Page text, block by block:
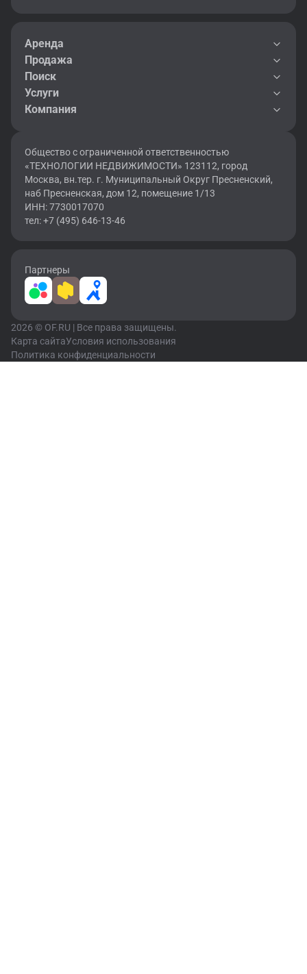
Аренда
Продажа
Поиск
Услуги
Компания
Общество с ограниченной ответственностью
«ТЕХНОЛОГИИ НЕДВИЖИМОСТИ» 123112, город
Москва, вн.тер. г. Муниципальный Округ Пресненский,
наб Пресненская, дом 12, помещение 1/13
ИНН: 7730017070
тел: +7 (495) 646-13-46
Партнеры
2026 © OF.RU | Все права защищены.
Карта сайтаУсловия использования
Политика конфиденциальности